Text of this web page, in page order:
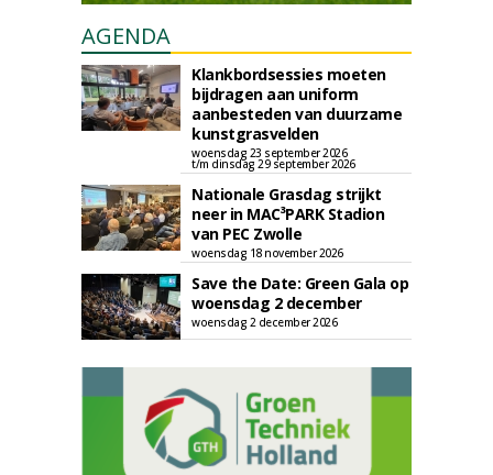
AGENDA
Klankbordsessies moeten
bijdragen aan uniform
aanbesteden van duurzame
kunstgrasvelden
woensdag 23 september 2026
t/m dinsdag 29 september 2026
Nationale Grasdag strijkt
neer in MAC³PARK Stadion
van PEC Zwolle
woensdag 18 november 2026
Save the Date: Green Gala op
woensdag 2 december
woensdag 2 december 2026